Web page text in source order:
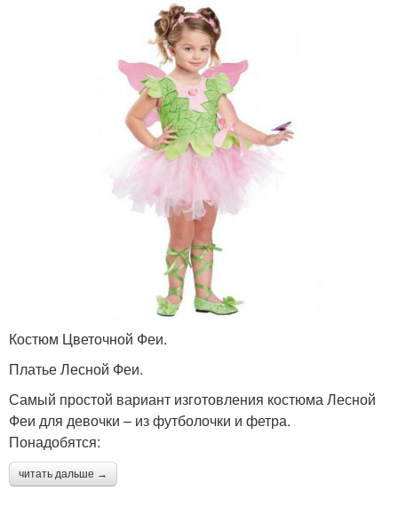
Костюм Цветочной Феи.
Платье Лесной Феи.
Самый простой вариант изготовления костюма Лесной
Феи для девочки – из футболочки и фетра.
Понадобятся:
читать дальше →